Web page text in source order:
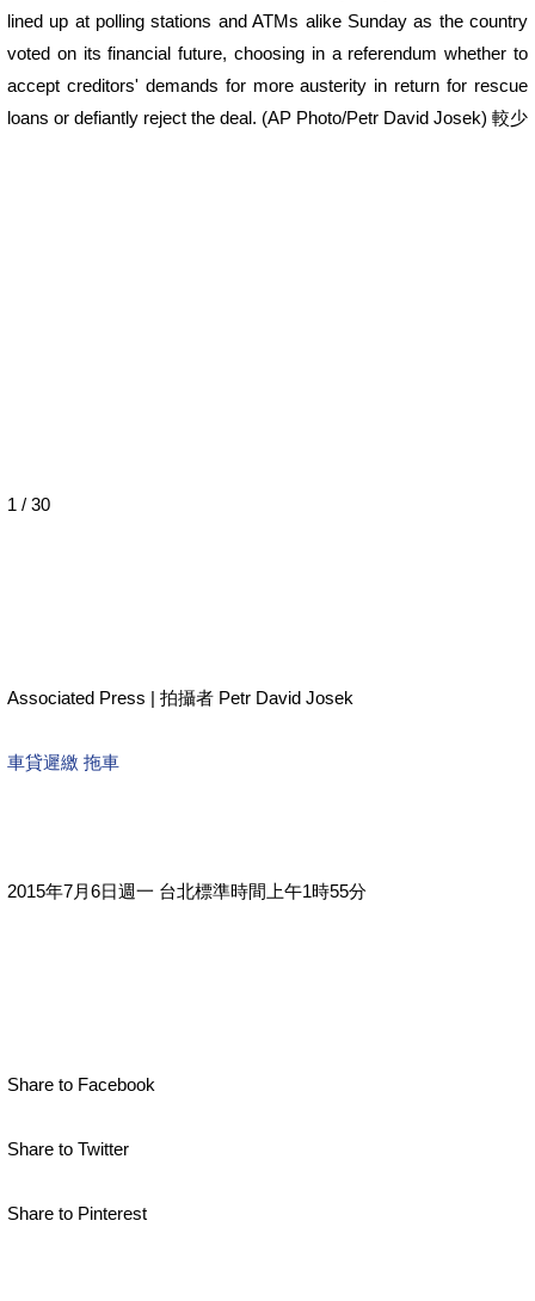
lined up at polling stations and ATMs alike Sunday as the country
voted on its financial future, choosing in a referendum whether to
accept creditors' demands for more austerity in return for rescue
loans or defiantly reject the deal. (AP Photo/Petr David Josek) 較少
1 / 30
Associated Press | 拍攝者 Petr David Josek
車貸遲繳 拖車
2015年7月6日週一 台北標準時間上午1時55分
Share to Facebook
Share to Twitter
Share to Pinterest